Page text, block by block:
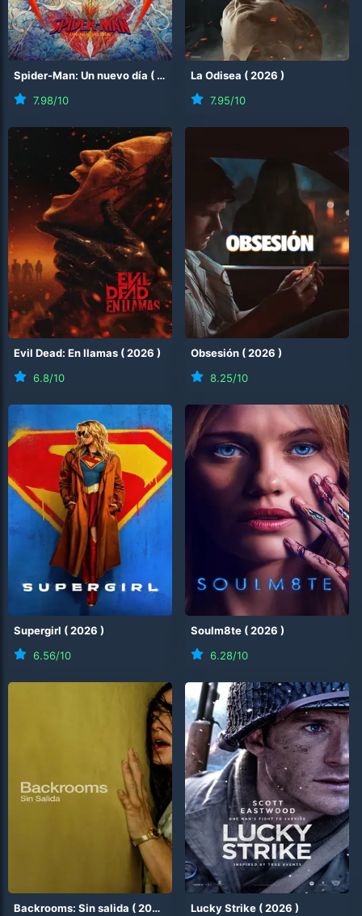
Spider-Man: Un nuevo día ( 2026
7.98/10
La Odisea (2026 )
7.95/10
Evil Dead: En llamas (2026 )
6.8/10
Obsesión (2026 )
8.25/10
Supergirl (2026 )
6.56/10
Soulm8te (2026 )
6.28/10
Backrooms: Sin salida (2026 Lucky Strike (2026 )